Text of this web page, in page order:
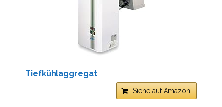
Tiefkühlaggregat
Siehe auf Amazon